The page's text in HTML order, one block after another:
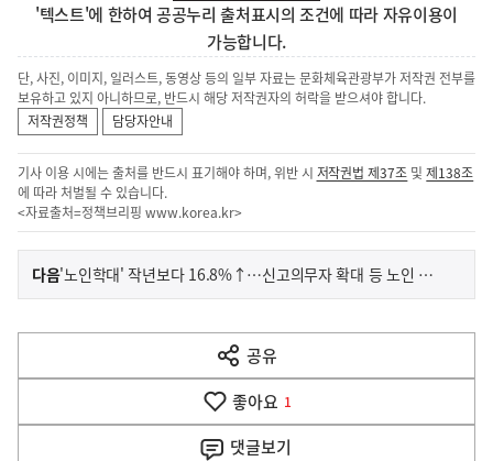
'텍스트'에 한하여 공공누리 출처표시의 조건에 따라 자유이용이
가능합니다.
단, 사진, 이미지, 일러스트, 동영상 등의 일부 자료는 문화체육관광부가 저작권 전부를
보유하고 있지 아니하므로, 반드시 해당 저작권자의 허락을 받으셔야 합니다.
저작권정책
담당자안내
기사 이용 시에는 출처를 반드시 표기해야 하며, 위반 시 저작권법 제37조 및제138조
에 따라 처벌될 수 있습니다.
<자료출처=정책브리핑 www.korea.kr>
이
전
다
음
다음기
'노인학대' 작년보다 16.8%↑…신고의무자 확대 등 노인 보호 강화
공유
열
기
좋아요 1
댓글보기